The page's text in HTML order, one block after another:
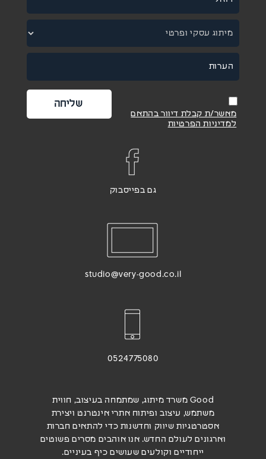
מאשר/ת קבלת דיוור בהתאם
למדיניות הפרטיות
גם בפייסבוק
studio@very-good.co.il
0524775080
Good משרד מיתוג, שמתמחה בעיצוב, חווית
משתמש, עיצוב ופיתוח אתרי אינטרנט ויצירת
אסטרטגיות שיווק וחדשנות כדי להתאים חברות
וארגונים לעולם החדש. אנו אוהבים מסרים פשוטים
ייחודיים וקולעים שעושים כיף בעיניים.